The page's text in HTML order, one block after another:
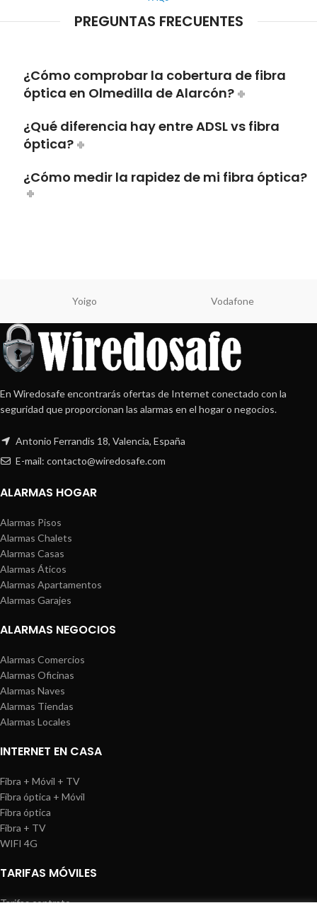
PREGUNTAS FRECUENTES
¿Cómo comprobar la cobertura de fibra
óptica en Olmedilla de Alarcón?
¿Qué diferencia hay entre ADSL vs fibra
óptica?
¿Cómo medir la rapidez de mi fibra óptica?
Yoigo Vodafone
En Wiredosafe encontrarás ofertas de Internet conectado con la
seguridad que proporcionan las alarmas en el hogar o negocios.
Antonio Ferrandis 18, Valencia, España
E-mail: contacto@wiredosafe.com
ALARMAS HOGAR
Alarmas Pisos
Alarmas Chalets
Alarmas Casas
Alarmas Áticos
Alarmas Apartamentos
Alarmas Garajes
ALARMAS NEGOCIOS
Alarmas Comercios
Alarmas Oficinas
Alarmas Naves
Alarmas Tiendas
Alarmas Locales
INTERNET EN CASA
Fibra + Móvil + TV
Fibra óptica + Móvil
Fibra óptica
Fibra + TV
WIFI 4G
TARIFAS MÓVILES